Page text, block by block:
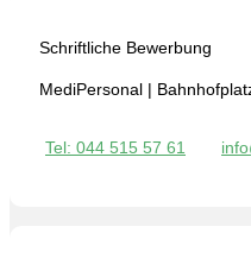
Schriftliche Bewerbung
MediPersonal |
Tel: 044 515 57 61